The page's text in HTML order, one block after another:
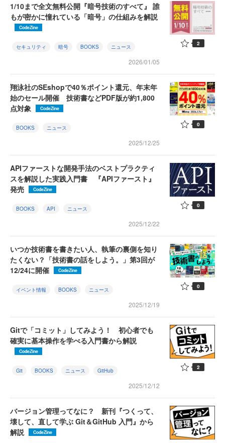
1/10まで全文無料公開『暗号技術のすべて』 誰
もが密かに憧れている「暗号」の仕組みを解説
CodeZine
セキュリティ 暗号 BOOKS ニュース
2026/01/05
2
翔泳社のSEshopで40％ポイント還元、年末年
始のセール開催 技術書などPDF版が約1,800
点対象
CodeZine
BOOKS ニュース
2025/12/25
0
APIファーストな開発手法のベストプラクティ
スを解説した実践入門書 『APIファースト』
発売
CodeZine
BOOKS API ニュース
2025/12/22
0
いつか技術書を書きたい人、執筆の裏側を知り
たくない？「技術書の話をしよう。」第3回が
12/24に開催
CodeZine
イベント情報 BOOKS ニュース
2025/12/19
0
Gitで「コミット」してみよう！ 初心者でも
確実に基本操作を学べる入門書から解説
CodeZine
Git BOOKS ニュース GitHub
2025/12/12
2
バージョン管理ってなに？ 新刊『つくって、
壊して、直して学ぶ Git＆GitHub 入門』から
解説
CodeZine